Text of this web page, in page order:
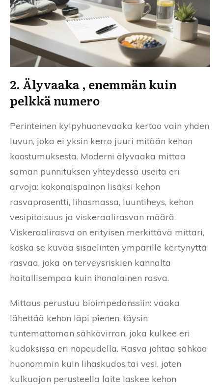
2. Älyvaaka , enemmän kuin
pelkkä numero
Perinteinen kylpyhuonevaaka kertoo vain yhden
luvun, joka ei yksin kerro juuri mitään kehon
koostumuksesta. Moderni älyvaaka mittaa
saman punnituksen yhteydessä useita eri
arvoja: kokonaispainon lisäksi kehon
rasvaprosentti, lihasmassa, luuntiheys, kehon
vesipitoisuus ja viskeraalirasvan määrä.
Viskeraalirasva on erityisen merkittävä mittari,
koska se kuvaa sisäelinten ympärille kertynyttä
rasvaa, joka on terveysriskien kannalta
haitallisempaa kuin ihonalainen rasva.
Mittaus perustuu bioimpedanssiin: vaaka
lähettää kehon läpi pienen, täysin
tuntemattoman sähkövirran, joka kulkee eri
kudoksissa eri nopeudella. Rasva johtaa sähköä
huonommin kuin lihaskudos tai vesi, joten
kulkuajan perusteella laite laskee kehon